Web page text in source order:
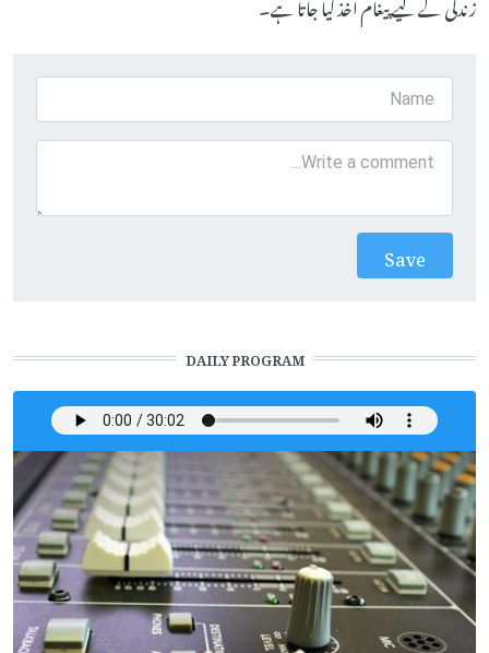
DAILY PROGRAM